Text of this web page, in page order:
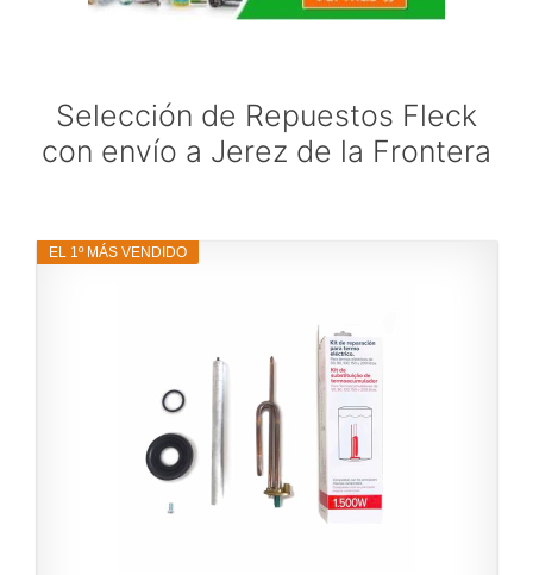
Selección de Repuestos Fleck
con envío a Jerez de la Frontera
EL 1º MÁS VENDIDO